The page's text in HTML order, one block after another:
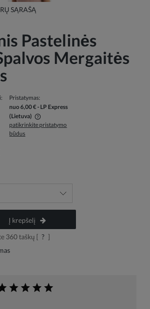
SĄRAŠĄ
Pastelinės
Mergaitės
Pristatymas:
nuo 6,00 €- LP Express
(Lietuva)
galimos mokėjimo išlaidos
patikrinkite pristatymo
būdus
Į krepšelį
360taškų [ ? ]